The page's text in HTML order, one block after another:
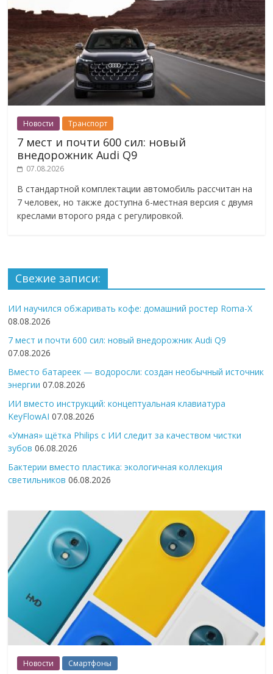
Новости Транспорт
7 мест и почти 600 сил: новый
внедорожник Audi Q9
07.08.2026
В стандартной комплектации автомобиль рассчитан на
7 человек, но также доступна 6-местная версия с двумя
креслами второго ряда с регулировкой.
Свежие записи:
ИИ научился обжаривать кофе: домашний ростер Roma-X
08.08.2026
7 мест и почти 600 сил: новый внедорожник Audi Q9
07.08.2026
Вместо батареек — водоросли: создан необычный источник
энергии 07.08.2026
ИИ вместо инструкций: концептуальная клавиатура
KeyFlowAI 07.08.2026
«Умная» щётка Philips с ИИ следит за качеством чистки
зубов 06.08.2026
Бактерии вместо пластика: экологичная коллекция
светильников 06.08.2026
Новости Смартфоны